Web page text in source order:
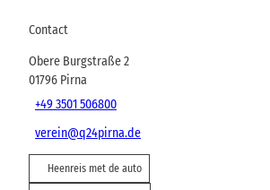
Contact
Obere Burgstraße 2
01796 Pirna
+49 3501 506800
verein@q24pirna.de
Heenreis met de auto